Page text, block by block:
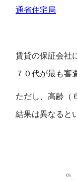
通省住宅局
賃貸の保証会社
７０代が最も審
ただし、高齢（
結果は異なると